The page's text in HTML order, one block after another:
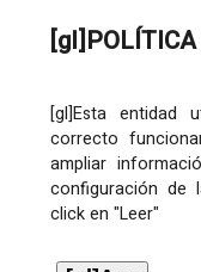
[gl]POLÍTICA
[gl]Esta entidad
correcto
ampliar
configuración de
click en "Leer"
28/12/2020
ACTIVIDADE